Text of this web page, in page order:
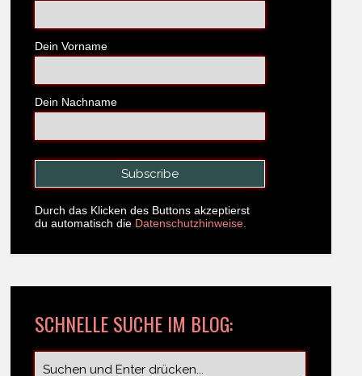
Dein Vorname
Dein Nachname
Durch das Klicken des Buttons akzeptierst
du automatisch die Datenschutzhinweise.
SCHNELLE SUCHE IM BLOG: